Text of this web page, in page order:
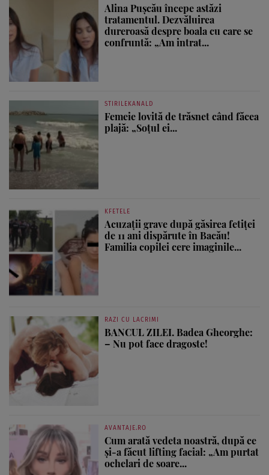
Alina Pușcău începe astăzi
tratamentul. Dezvăluirea
dureroasă despre boala cu care se
confruntă: „Am intrat...
STIRILEKANALD
Femeie lovită de trăsnet când făcea
plajă: „Soțul ei...
KFETELE
Acuzații grave după găsirea fetiței
de 11 ani dispărute în Bacău!
Familia copilei cere imaginile...
RAZI CU LACRIMI
BANCUL ZILEI. Badea Gheorghe:
– Nu pot face dragoste!
AVANTAJE.RO
Cum arată vedeta noastră, după ce
și-a făcut lifting facial: „Am purtat
ochelari de soare...